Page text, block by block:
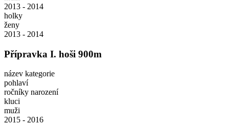
2013 - 2014
holky
ženy
2013 - 2014
Přípravka I. hoši 900m
název kategorie
pohlaví
ročníky narození
kluci
muži
2015 - 2016